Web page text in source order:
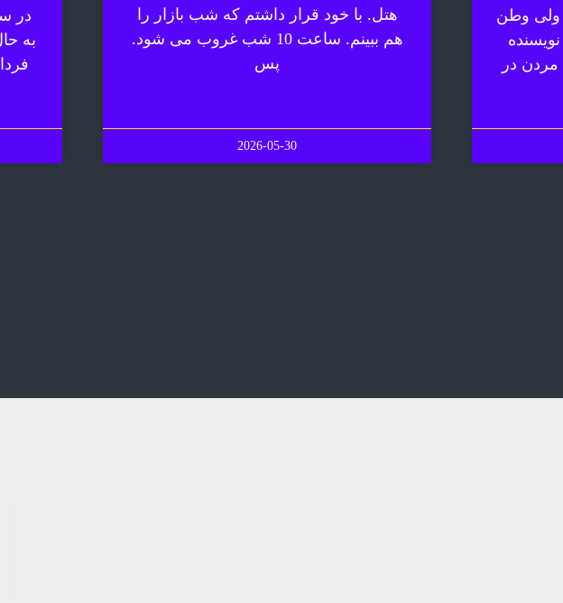
ولی وطن
در
هتل. با خود قرار داشتم که شب بازار را
هم ببینم. ساعت 10 شب غروب می شود.
پس
2026-05-30
در
به